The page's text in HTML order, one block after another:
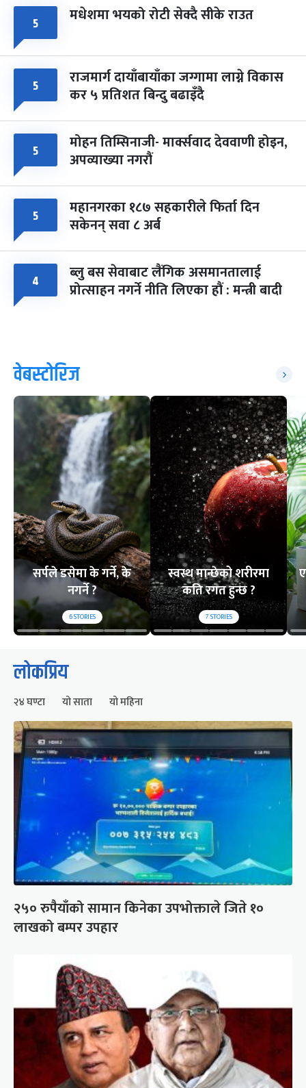
५ मधेशमा भयको रोटी सेक्दै सीके राउत
५ राजमार्ग दायाँबायाँका जग्गामा लाग्ने विकास
कर ५ प्रतिशत बिन्दु बढाइँदै
५ मोहन तिम्सिनाजी- मार्क्सवाद देववाणी होइन,
अपव्याख्या नगरौं
५ महानगरका १८७ सहकारीले फिर्ता दिन
सकेनन् सवा ८ अर्ब
४ ब्लु बस सेवाबाट लैंगिक असमानतालाई
प्रोत्साहन नगर्ने नीति लिएका हौं : मन्त्री बादी
वेबस्टोरिज
सर्पले डसेमा के गर्ने, के
नगर्ने ?
6STORIES
स्वस्थ मान्छेको शरीरमा
कति रगत हुन्छ ?
7STORIES
लोकप्रिय
२४ घण्टा यो साता यो महिना
२५० रुपैयाँको सामान किनेका उपभोक्ताले जिते १०
लाखको बम्पर उपहार